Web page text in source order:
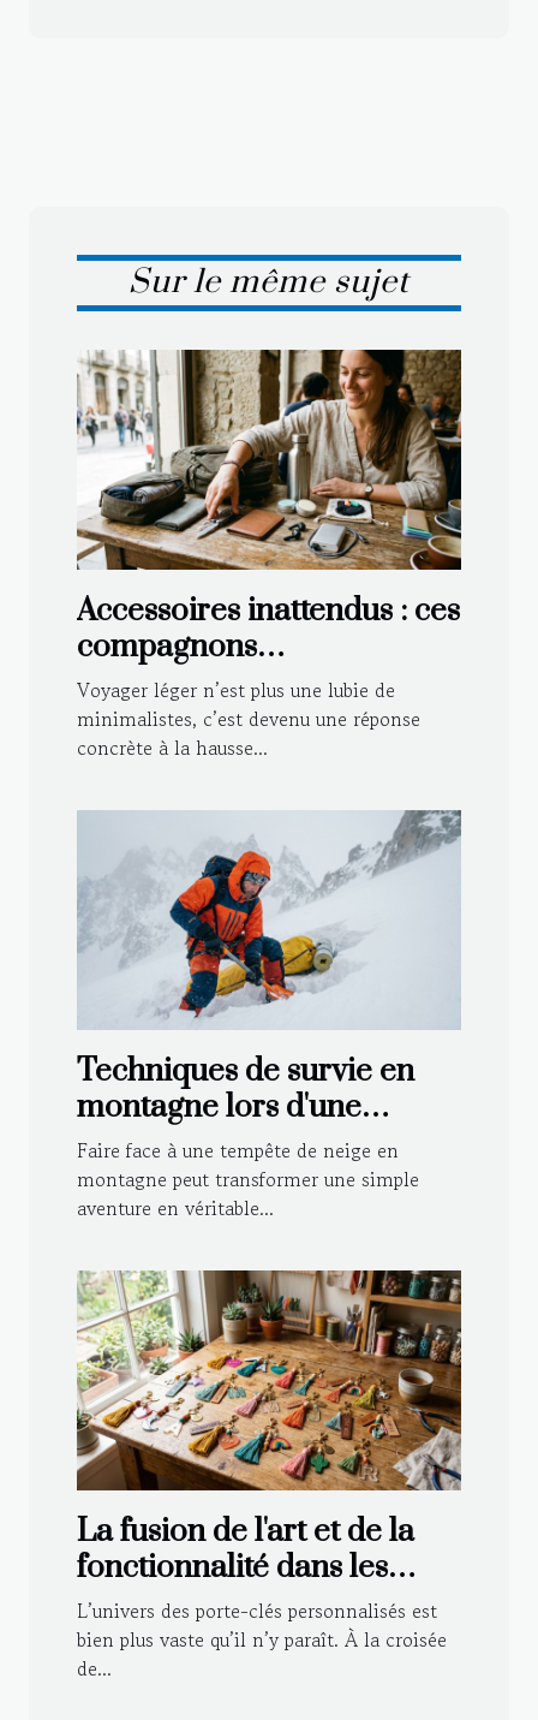
Sur le même sujet
Accessoires inattendus : ces
compagnons
indispensables pour
voyager léger
Voyager léger n’est plus une lubie de
minimalistes, c’est devenu une réponse
concrète à la hausse...
Techniques de survie en
montagne lors d'une
tempête de neige
Faire face à une tempête de neige en
montagne peut transformer une simple
aventure en véritable...
La fusion de l'art et de la
fonctionnalité dans les
porte-clés personnalisés
L’univers des porte-clés personnalisés est
bien plus vaste qu’il n’y paraît. À la croisée
de...